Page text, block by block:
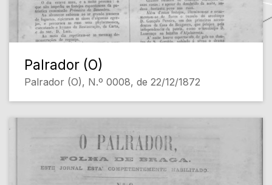
Palrador (O)
Palrador (O), N.º 0008, de 22/12/1872